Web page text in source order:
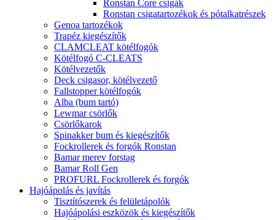
Ronstan Core csigák
Ronstan csigatartozékok és pótalkatrészek
Genoa tartozékok
Trapéz kiegészítők
CLAMCLEAT kötélfogók
Kötélfogó C-CLEATS
Kötélvezetők
Deck csigasor, kötélvezető
Fallstopper kötélfogók
Alba (bum tartó)
Lewmar csörlők
Csörlőkarok
Spinakker bum és kiegészítők
Fockrollerek és forgók Ronstan
Bamar merev forstag
Bamar Roll Gen
PROFURL Fockrollerek és forgók
Hajóápolás és javítás
Tisztítószerek és felületápolók
Hajóápolási eszközök és kiegészítők